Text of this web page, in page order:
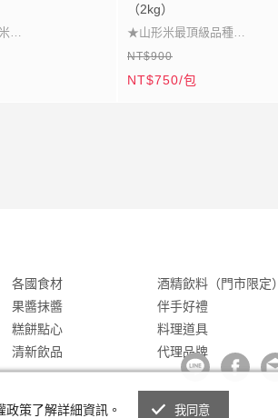
（2kg）
★山形米最頂級品種
★光澤飽滿白皙透亮
★米飯芳甜粒粒分明
NT$900
NT$750/包
各國食材
果醬抹醬
糕餅點心
清新飲品
酒精飲料（門市限定）
伴手好禮
料理道具
代理品牌
策了解詳細資訊。 我同意